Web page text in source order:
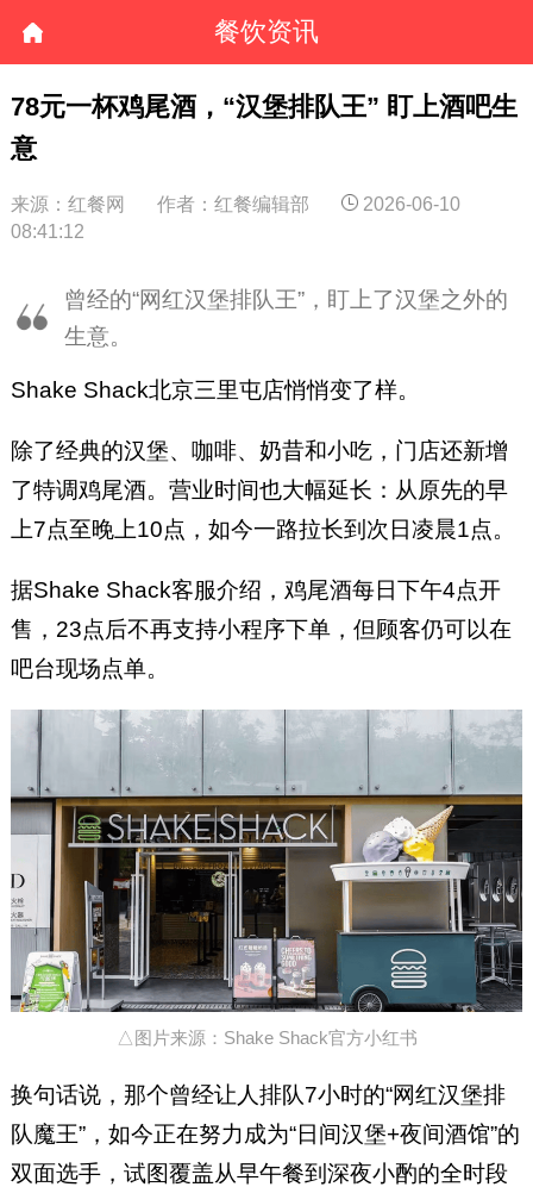
餐饮资讯
78元一杯鸡尾酒，“汉堡排队王” 盯上酒吧生
意
来源：红餐网 作者：红餐编辑部
2026-06-10
08:41:12
曾经的“网红汉堡排队王”，盯上了汉堡之外的
生意。
Shake Shack北京三里屯店悄悄变了样。
除了经典的汉堡、咖啡、奶昔和小吃，门店还新增
了特调鸡尾酒。营业时间也大幅延长：从原先的早
上7点至晚上10点，如今一路拉长到次日凌晨1点。
据Shake Shack客服介绍，鸡尾酒每日下午4点开
售，23点后不再支持小程序下单，但顾客仍可以在
吧台现场点单。
△图片来源：Shake Shack官方小红书
换句话说，那个曾经让人排队7小时的“网红汉堡排
队魔王”，如今正在努力成为“日间汉堡+夜间酒馆”的
双面选手，试图覆盖从早午餐到深夜小酌的全时段